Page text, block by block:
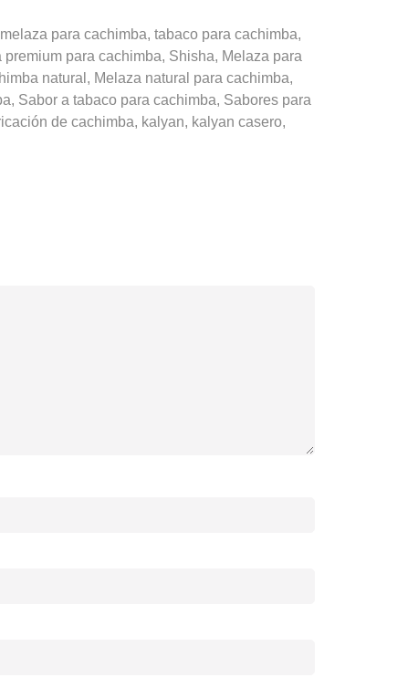
para cachimba, tabaco para cachimba,
para cachimba, Shisha, Melaza para
natural, Melaza natural para cachimba,
Sabor a tabaco para cachimba, Sabores para
de cachimba, kalyan, kalyan casero,